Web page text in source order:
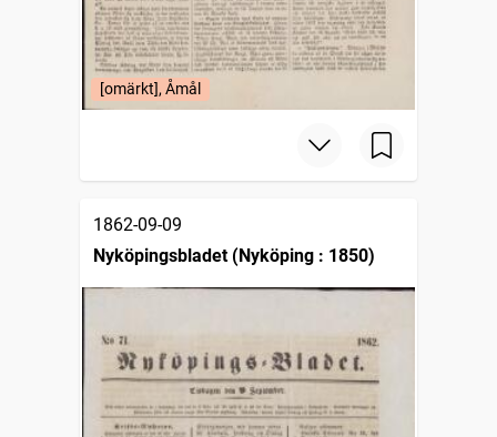
[omärkt], Åmål
1862-09-09
Nyköpingsbladet (Nyköping : 1850)